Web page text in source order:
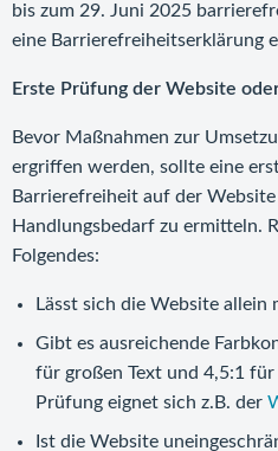
bis zum 29. Juni 2025
eine Barrierefreiheitserklärung
Erste Prüfung der Website
Bevor Maßnahmen zur
ergriffen werden, sollte eine
Barrierefreiheit auf der
Handlungsbedarf zu ermitteln.
Folgendes:
Lässt sich die Website allein
Gibt es ausreichende
für großen Text und 4,5:1 für
Prüfung eignet sich z.B. der
Ist die Website